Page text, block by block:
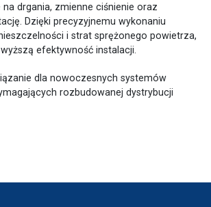
drgania, zmienne ciśnienie oraz
Dzięki precyzyjnemu wykonaniu
i strat sprężonego powietrza,
efektywność instalacji.
dla nowoczesnych systemów
rozbudowanej dystrybucji